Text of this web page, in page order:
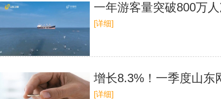
一年游客量突破800万
[详细]
增长8.3%！一季度山东
[详细]